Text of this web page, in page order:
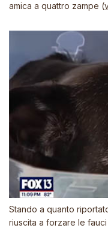
amica a quattro zampe (
Stando a quanto
riuscita a forzare le fauci